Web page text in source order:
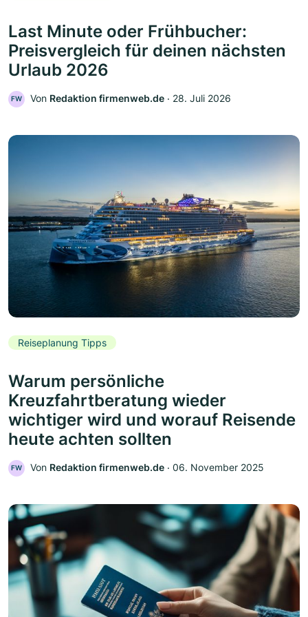
Last Minute oder Frühbucher:
Preisvergleich für deinen nächsten
Urlaub 2026
FW Von Redaktion firmenweb.de ‧ 28. Juli 2026
Reiseplanung Tipps
Warum persönliche
Kreuzfahrtberatung wieder
wichtiger wird und worauf Reisende
heute achten sollten
FW Von Redaktion firmenweb.de ‧ 06. November 2025